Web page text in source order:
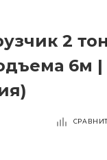
2
6м |